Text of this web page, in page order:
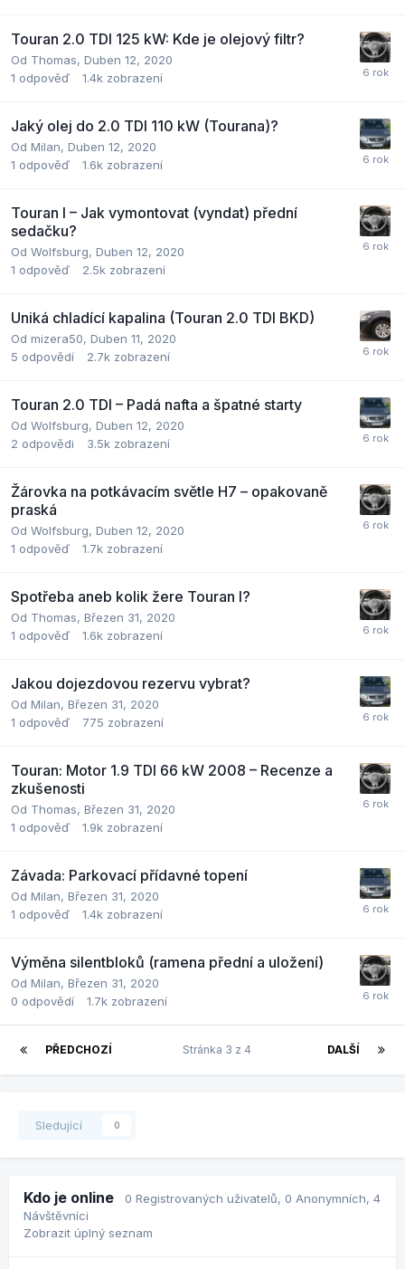
Touran 2.0 TDI 125 kW: Kde je olejový filtr?
Od Thomas, Duben 12, 2020
1 odpověď 1.4k zobrazení
Jaký olej do 2.0 TDI 110 kW (Tourana)?
Od Milan, Duben 12, 2020
1 odpověď 1.6k zobrazení
Touran I – Jak vymontovat (vyndat) přední
sedačku?
Od Wolfsburg, Duben 12, 2020
1 odpověď 2.5k zobrazení
Uniká chladící kapalina (Touran 2.0 TDI BKD)
Od mizera50, Duben 11, 2020
5 odpovědí 2.7k zobrazení
Touran 2.0 TDI – Padá nafta a špatné starty
Od Wolfsburg, Duben 12, 2020
2 odpovědi 3.5k zobrazení
Žárovka na potkávacím světle H7 – opakovaně
praská
Od Wolfsburg, Duben 12, 2020
1 odpověď 1.7k zobrazení
Spotřeba aneb kolik žere Touran I?
Od Thomas, Březen 31, 2020
1 odpověď 1.6k zobrazení
Jakou dojezdovou rezervu vybrat?
Od Milan, Březen 31, 2020
1 odpověď 775 zobrazení
Touran: Motor 1.9 TDI 66 kW 2008 – Recenze a
zkušenosti
Od Thomas, Březen 31, 2020
1 odpověď 1.9k zobrazení
Závada: Parkovací přídavné topení
Od Milan, Březen 31, 2020
1 odpověď 1.4k zobrazení
Výměna silentbloků (ramena přední a uložení)
Od Milan, Březen 31, 2020
0 odpovědí 1.7k zobrazení
PŘEDCHOZÍ DALŠÍ
Stránka 3 z 4
Sledující 0
Kdo je online 0 Registrovaných uživatelů, 0 Anonymních, 4
Návštěvníci
Zobrazit úplný seznam